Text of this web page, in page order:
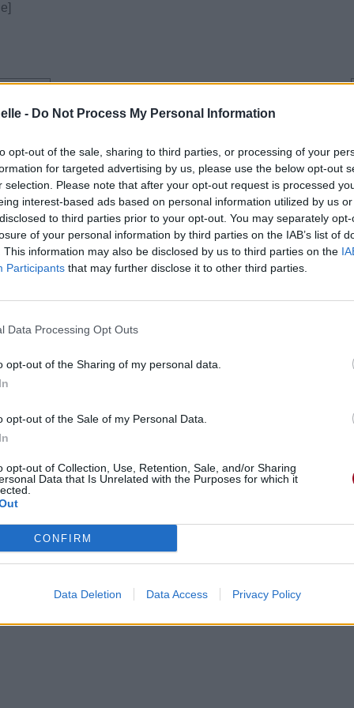
- Do Not Process My Personal Information
opt-out of the sale, sharing to third parties, or processing of your
for targeted advertising by us, please use the below opt-out
selection. Please note that after your opt-out request is processed
interest-based ads based on personal information utilized by us
to third parties prior to your opt-out. You may separately
of your personal information by third parties on the IAB’s list of
This information may also be disclosed by us to third parties on the
Participants that may further disclose it to other third parties.
Data Processing Opt Outs
opt-out of the Sharing of my personal data.
opt-out of the Sale of my Personal Data.
opt-out of Collection, Use, Retention, Sale, and/or Sharing
Data that Is Unrelated with the Purposes for which it
CONFIRM
Data Deletion Data Access Privacy Policy
sur
au meilleur prix sur
Concert/Live
cette traduction Corriger une erreur